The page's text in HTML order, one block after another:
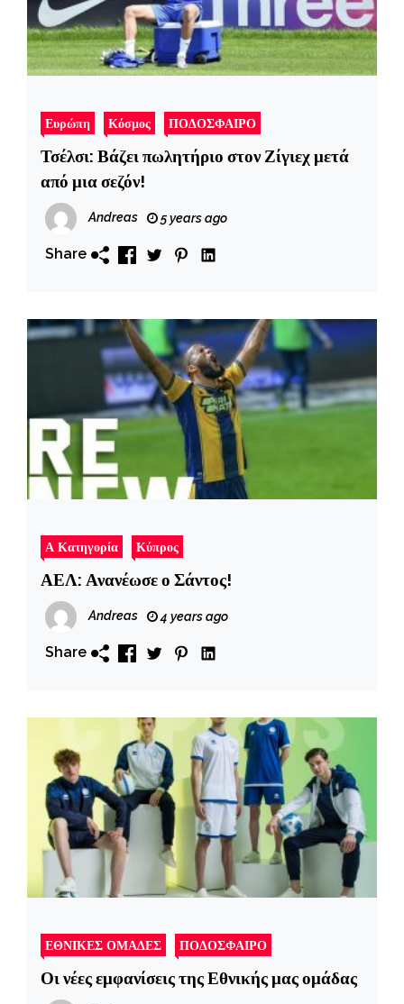
Ευρώπη Κόσμος ΠΟΔΟΣΦΑΙΡΟ
Τσέλσι: Βάζει πωλητήριο στον Ζίγιεχ μετά
από μια σεζόν!
Andreas 5 years ago
Share
Α Κατηγορία Κύπρος
ΑΕΛ: Ανανέωσε ο Σάντος!
Andreas 4 years ago
Share
ΕΘΝΙΚΕΣ ΟΜΑΔΕΣ ΠΟΔΟΣΦΑΙΡΟ
Οι νέες εμφανίσεις της Εθνικής μας ομάδας